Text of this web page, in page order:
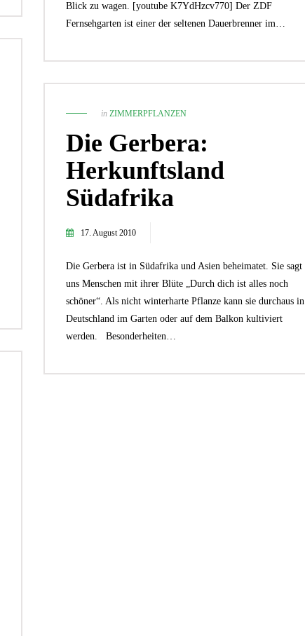
Blick zu wagen. [youtube K7YdHzcv770] Der ZDF
Fernsehgarten ist einer der seltenen Dauerbrenner im…
in ZIMMERPFLANZEN
Die Gerbera:
Herkunftsland
Südafrika
17. August 2010
Die Gerbera ist in Südafrika und Asien beheimatet. Sie sagt
uns Menschen mit ihrer Blüte „Durch dich ist alles noch
schöner“. Als nicht winterharte Pflanze kann sie durchaus in
Deutschland im Garten oder auf dem Balkon kultiviert
werden. Besonderheiten…